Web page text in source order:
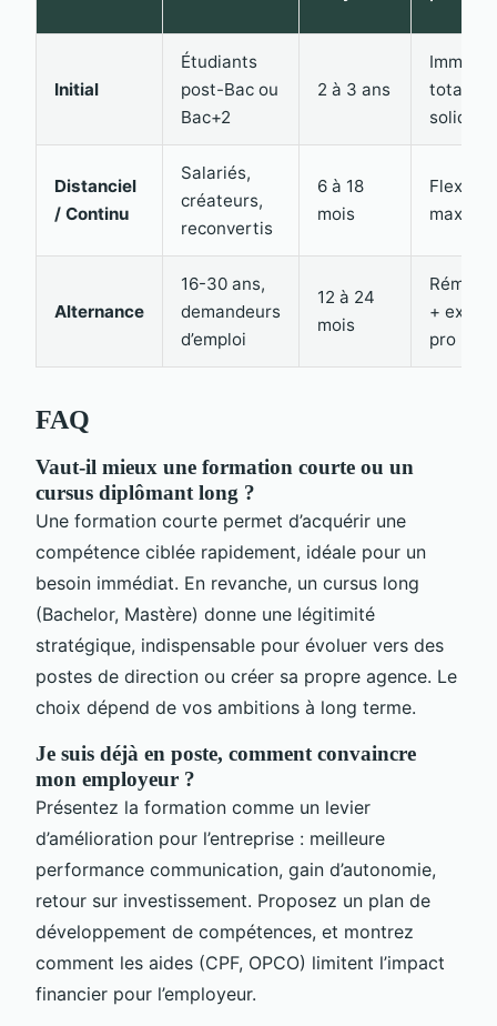
Initial
Étudiants
post-Bac ou
Bac+2
2 à 3 ans
totale,
solide
Distanciel
/ Continu
Salariés,
créateurs,
reconvertis
6 à 18
mois
Alternance
16-30 ans,
demandeurs
d’emploi
12 à 24
mois
+
pro
FAQ
Vaut-il mieux une formation courte ou un
cursus diplômant long ?
Une formation courte permet d’acquérir une
compétence ciblée rapidement, idéale pour un
besoin immédiat. En revanche, un cursus long
(Bachelor, Mastère) donne une légitimité
stratégique, indispensable pour évoluer vers des
postes de direction ou créer sa propre agence. Le
choix dépend de vos ambitions à long terme.
Je suis déjà en poste, comment convaincre
mon employeur ?
Présentez la formation comme un levier
d’amélioration pour l’entreprise : meilleure
performance communication, gain d’autonomie,
retour sur investissement. Proposez un plan de
développement de compétences, et montrez
comment les aides (CPF, OPCO) limitent l’impact
financier pour l’employeur.